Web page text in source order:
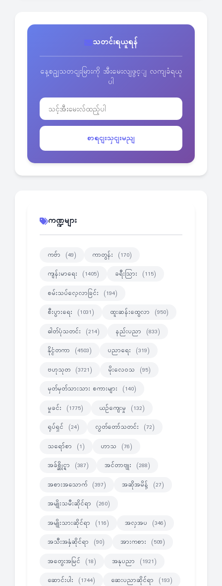
သတင်းရယူရန်
နေ့စဥျသတငျးမြားကို အီးမေးလျဖွင့ျ လကျခံရယူ
ပါ
စာရငျးသှငျးမညျ
ကဏ္ဍများ
ကဗ်ာ (49) ကာတွန်း (170)
ကျန်းမာရေး (1405) ခရီးသြား (115)
စမ်းသပ်လေ့လာခြင်း (194)
စီးပွားရေး (1031) ထူးဆန်းထွေလာ (950)
ဓါတ်ပုံသတင်း (214) နည်းပညာ (833)
နိုင္ငံတကာ (4503) ပညာရေး (319)
ဗဟုသုတ (3721) မိုးလေဝသ (95)
မှတ်မှတ်သားသား စကားများ (140)
မှုခင်း (1775) ယဉ်ကျေးမှု (132)
ရုပ်ရှင် (24) လွတ်တော်သတင်း (72)
သရော်စာ (1) ဟာသ (76)
အခ်စ္ဆိုင္ရာ (387) အင်တာဗျုး (288)
အစားအသောက် (397) အဆိုအမိန့် (27)
အမျိုးသမီးဆိုင်ရာ (260)
အမျိုးသားဆိုင်ရာ (116) အလှအပ (346)
အသီးအနှံဆိုင်ရာ (90) အားကစား (509)
အတွေးအမြင် (18) အနုပညာ (1921)
ဆောင်းပါး (1744) ဆေးပညာဆိုင်ရာ (193)